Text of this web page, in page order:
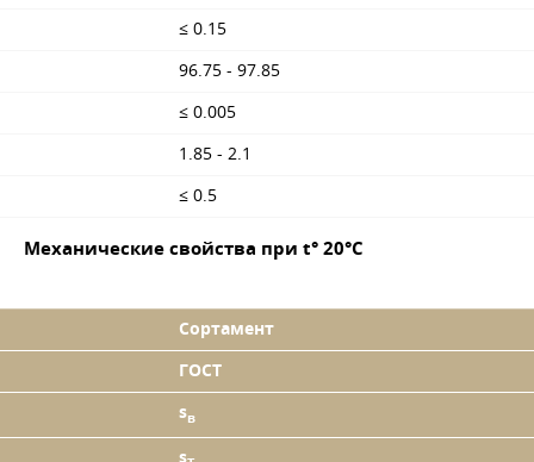
≤ 0.15
96.75 - 97.85
≤ 0.005
1.85 - 2.1
≤ 0.5
Механические свойства при t° 20°C
Сортамент
ГОСТ
sв
s